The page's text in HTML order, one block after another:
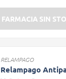
FARMACIA SIN
RELAMPAGO
Relampago